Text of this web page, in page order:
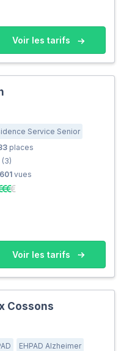
Voir les tarifs
Service Senior
places
(3)
vues
Voir les tarifs
Cossons
EHPAD Alzheimer